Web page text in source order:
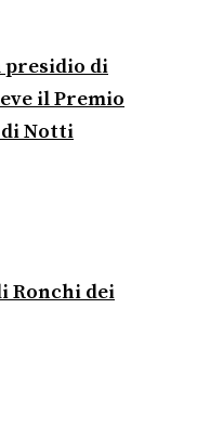
presidio di
il Premio
di Notti
Ronchi dei